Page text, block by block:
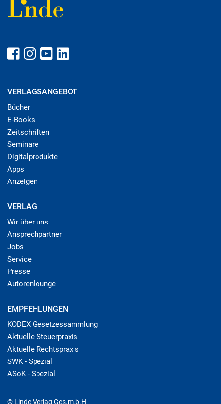
VERLAGSANGEBOT
Bücher
E-Books
Zeitschriften
Seminare
Digitalprodukte
Apps
Anzeigen
VERLAG
Wir über uns
Ansprechpartner
Jobs
Service
Presse
Autorenlounge
EMPFEHLUNGEN
KODEX Gesetzessammlung
Aktuelle Steuerpraxis
Aktuelle Rechtspraxis
SWK - Spezial
ASoK - Spezial
© Linde Verlag Ges.m.b.H